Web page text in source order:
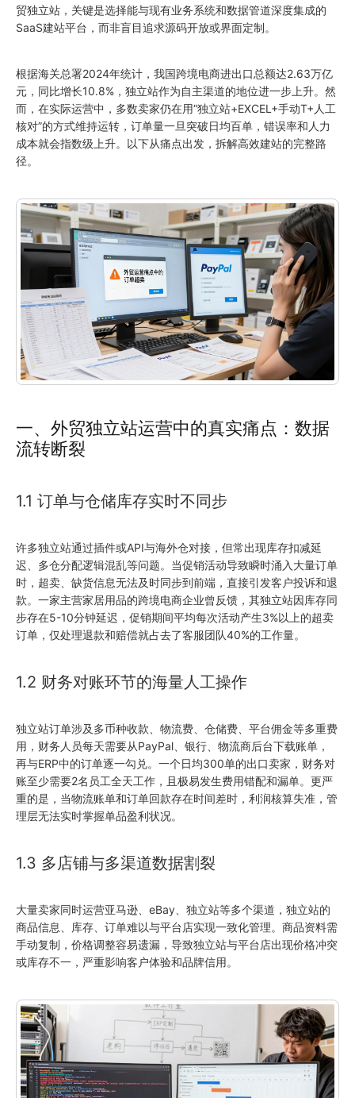
贸独立站，关键是选择能与现有业务系统和数据管道深度集成的
SaaS建站平台，而非盲目追求源码开放或界面定制。
根据海关总署2024年统计，我国跨境电商进出口总额达2.63万亿
元，同比增长10.8%，独立站作为自主渠道的地位进一步上升。然
而，在实际运营中，多数卖家仍在用“独立站+EXCEL+手动T+人工
核对”的方式维持运转，订单量一旦突破日均百单，错误率和人力
成本就会指数级上升。以下从痛点出发，拆解高效建站的完整路
径。
一、外贸独立站运营中的真实痛点：数据
流转断裂
1.1 订单与仓储库存实时不同步
许多独立站通过插件或API与海外仓对接，但常出现库存扣减延
迟、多仓分配逻辑混乱等问题。当促销活动导致瞬时涌入大量订单
时，超卖、缺货信息无法及时同步到前端，直接引发客户投诉和退
款。一家主营家居用品的跨境电商企业曾反馈，其独立站因库存同
步存在5-10分钟延迟，促销期间平均每次活动产生3%以上的超卖
订单，仅处理退款和赔偿就占去了客服团队40%的工作量。
1.2 财务对账环节的海量人工操作
独立站订单涉及多币种收款、物流费、仓储费、平台佣金等多重费
用，财务人员每天需要从PayPal、银行、物流商后台下载账单，
再与ERP中的订单逐一勾兑。一个日均300单的出口卖家，财务对
账至少需要2名员工全天工作，且极易发生费用错配和漏单。更严
重的是，当物流账单和订单回款存在时间差时，利润核算失准，管
理层无法实时掌握单品盈利状况。
1.3 多店铺与多渠道数据割裂
大量卖家同时运营亚马逊、eBay、独立站等多个渠道，独立站的
商品信息、库存、订单难以与平台店实现一致化管理。商品资料需
手动复制，价格调整容易遗漏，导致独立站与平台店出现价格冲突
或库存不一，严重影响客户体验和品牌信用。